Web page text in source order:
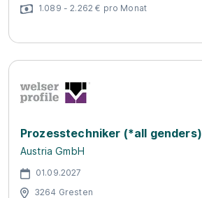
1.089 - 2.262 € pro Monat
Prozesstechniker (*all genders)
Austria GmbH
01.09.2027
3264 Gresten